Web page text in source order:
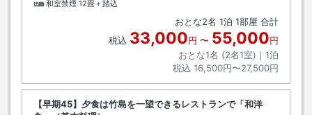
和室禁煙 12畳＋踏込
おとな2名 1泊 1部屋 合計
税込 33,000円 〜 55,000円
おとな1名 (2名1室)｜ 1泊
税込 16,500円〜27,500円
【早期45】夕食は竹島を一望できるレストランで「和洋